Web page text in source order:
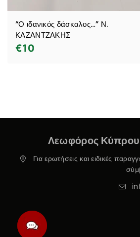
“Ο ιδανικός δάσκαλος…” Ν.
ΚΑΖΑΝΤΖΑΚΗΣ
€10
Λεωφόρος Κύπρου
Για ερωτήσεις και ειδικές